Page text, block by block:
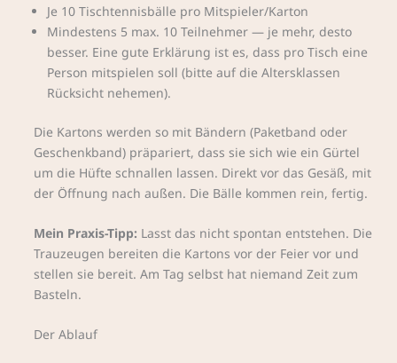
Je 10 Tischtennisbälle pro Mitspieler/Karton
Mindestens 5 max. 10 Teilnehmer — je mehr, desto
besser. Eine gute Erklärung ist es, dass pro Tisch eine
Person mitspielen soll (bitte auf die Altersklassen
Rücksicht nehemen).
Die Kartons werden so mit Bändern (Paketband oder
Geschenkband) präpariert, dass sie sich wie ein Gürtel
um die Hüfte schnallen lassen. Direkt vor das Gesäß, mit
der Öffnung nach außen. Die Bälle kommen rein, fertig.
Mein Praxis-Tipp: Lasst das nicht spontan entstehen. Die
Trauzeugen bereiten die Kartons vor der Feier vor und
stellen sie bereit. Am Tag selbst hat niemand Zeit zum
Basteln.
Der Ablauf